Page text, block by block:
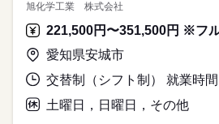
旭化学工業 株式会社
愛知県安城市
土曜日，日曜日，その他